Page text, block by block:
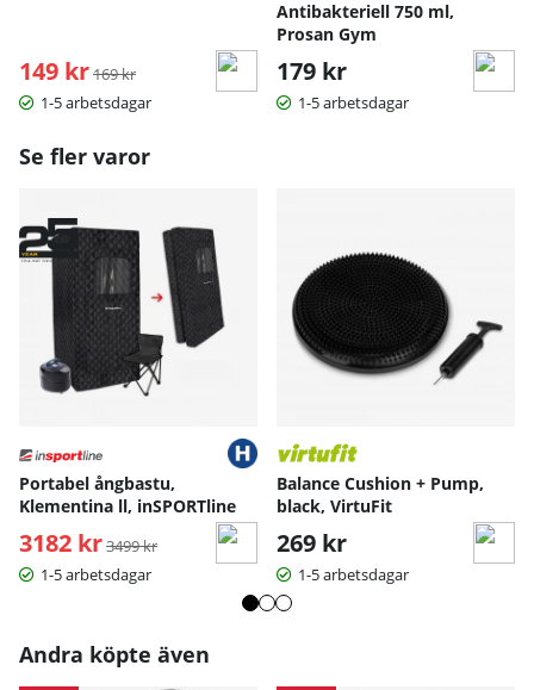
justerbart fotfäste, för individuell behandlingsdosering.
Individuell anpassning:
Lämplig för användare mellan 147–198 cm, med 12
justeringsmöjligheter för bästa passform.
Bruksanvisning / manual »
149 kr Ordinarie pris:
169 kr
1-5 arbetsdagar
Antibakteriell 750 ml,
Prosan Gym
179 kr
1-5 arbetsdagar
Se fler varor
Portabel ångbastu,
Klementina ll, inSPORTline
3182 kr Ordinarie pris:
3499 kr
1-5 arbetsdagar
Balance Cushion + Pump,
black, VirtuFit
269 kr
1-5 arbetsdagar
Andra köpte även